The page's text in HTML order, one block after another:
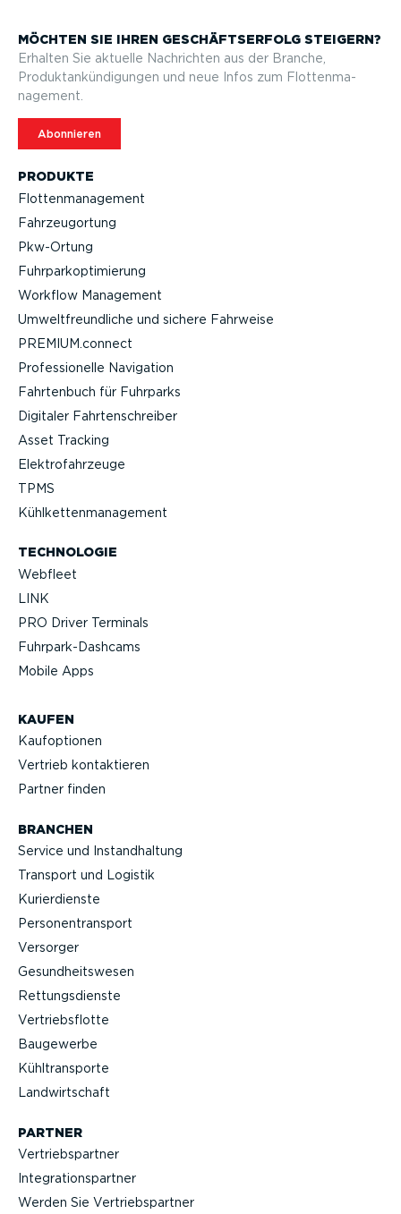
PRODUKTE
Flotten­ma­nagement
Fahrzeu­g­ortung
Pkw-Ortung
Fuhrpar­k­op­ti­mierung
Workflow Management
Umwelt­freund­liche und sichere Fahrweise
PREMIUM.connect
Profes­sio­nelle Navigation
Fahrtenbuch für Fuhrparks
Digitaler Fahrten­schreiber
Asset Tracking
Elektro­fahr­zeuge
TPMS
Kühlket­ten­ma­nagement
TECHNOLOGIE
Webfleet
LINK
PRO Driver Terminals
Fuhrpar­k-Da­shcams
Mobile Apps
KAUFEN
Kaufop­tionen
Vertrieb kontak­tieren
Partner finden
BRANCHEN
Service und Instand­haltung
Transport und Logistik
Kurier­dienste
Perso­nen­transport
Versorger
Gesund­heits­wesen
Rettungs­dienste
Vertriebs­flotte
Baugewerbe
Kühltrans­porte
Landwirt­schaft
MÖCHTEN SIE IHREN GESCHÄFTS­ERFOLG STEIGERN?
Erhalten Sie aktuelle Nachrichten aus der Branche,
Produktan­kün­di­gungen und neue Infos zum Flotten­ma­
nagement.
Abonnieren
PARTNER
Vertriebs­partner
Integra­ti­ons­partner
Werden Sie Vertriebs­partner